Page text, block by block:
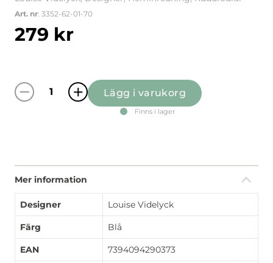
Art. nr: 3352-62-01-70
279 kr
Midsommardans blå kuddfodral mängd
Lägg i varukorg
Finns i lager
Mer information
Designer Louise Videlyck
Färg Blå
EAN 7394094290373